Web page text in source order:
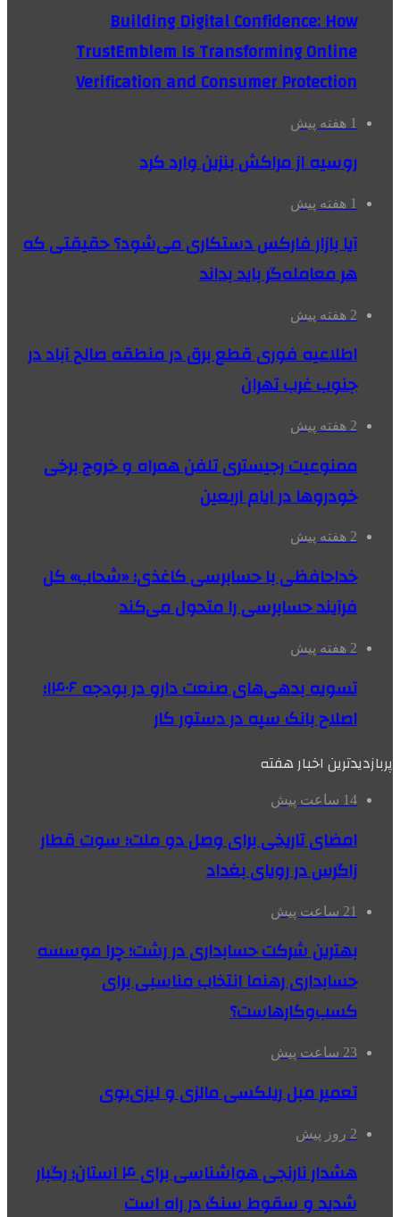
Building Digital Confidence: How
TrustEmblem Is Transforming Online
Verification and Consumer Protection
1 هفته پیش
روسیه از مراکش بنزین وارد کرد
1 هفته پیش
آیا بازار فارکس دستکاری می‌شود؟ حقیقتی که
هر معامله‌گر باید بداند
2 هفته پیش
اطلاعیه فوری قطع برق در منطقه صالح آباد در
جنوب غرب تهران
2 هفته پیش
ممنوعیت رجیستری تلفن همراه و خروج برخی
خودروها در ایام اربعین
2 هفته پیش
خداحافظی با حسابرسی کاغذی؛ «شحاب» کل
فرآیند حسابرسی را متحول می‌کند
2 هفته پیش
تسویه بدهی‌های صنعت دارو در بودجه ۱۴۰۶؛
اصلاح بانک سپه در دستور کار
پربازدیدترین اخبار هفته
14 ساعت پیش
امضای تاریخی برای وصل دو ملت؛ سوت قطار
زاگرس در رویای بغداد
21 ساعت پیش
بهترین شرکت حسابداری در رشت؛ چرا موسسه
حسابداری رهنما انتخاب مناسبی برای
کسب‌وکارهاست؟
23 ساعت پیش
تعمیر مبل ریلکسی مالزی و لیزی‌بوی
2 روز پیش
هشدار نارنجی هواشناسی برای ۴ استان؛ رگبار
شدید و سقوط سنگ در راه است